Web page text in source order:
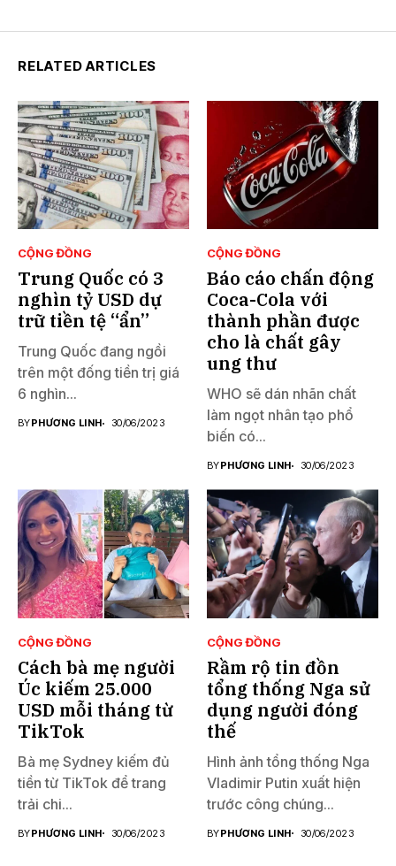
RELATED ARTICLES
CỘNG ĐỒNG
Trung Quốc có 3
nghìn tỷ USD dự
trữ tiền tệ “ẩn”
Trung Quốc đang ngồi
trên một đống tiền trị giá
6 nghìn...
BYPHƯƠNG LINH 30/06/2023
CỘNG ĐỒNG
Báo cáo chấn động
Coca-Cola với
thành phần được
cho là chất gây
ung thư
WHO sẽ dán nhãn chất
làm ngọt nhân tạo phổ
biến có...
BYPHƯƠNG LINH 30/06/2023
CỘNG ĐỒNG
Cách bà mẹ người
Úc kiếm 25.000
USD mỗi tháng từ
TikTok
Bà mẹ Sydney kiếm đủ
tiền từ TikTok để trang
trải chi...
BYPHƯƠNG LINH 30/06/2023
CỘNG ĐỒNG
Rầm rộ tin đồn
tổng thống Nga sử
dụng người đóng
thế
Hình ảnh tổng thống Nga
Vladimir Putin xuất hiện
trước công chúng...
BYPHƯƠNG LINH 30/06/2023